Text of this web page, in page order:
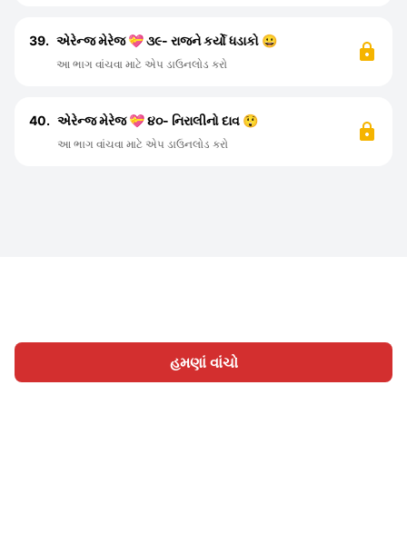
હમણાં વાંચો
39. એરેન્જ મેરેજ 💝 ૩૯- રાજને કર્યો ધડાકો 😀
આ ભાગ વાંચવા માટે એપ ડાઉનલોડ કરો
40. એરેન્જ મેરેજ 💝 ૪૦- નિરાલીનો દાવ 😲
આ ભાગ વાંચવા માટે એપ ડાઉનલોડ કરો
હોમ શ્રેણી લખો લેખો સાઈન ઇન